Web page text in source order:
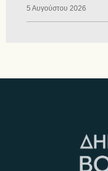
5 Αυγούστου 2026